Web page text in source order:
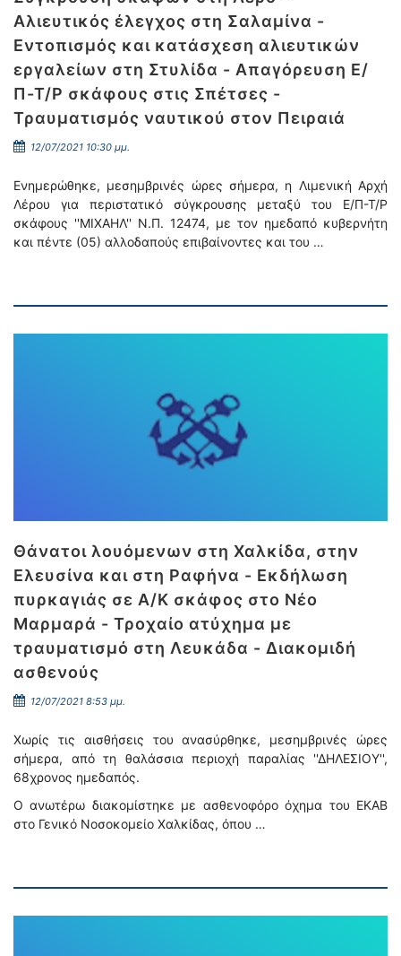
Αλιευτικός έλεγχος στη Σαλαμίνα -
Εντοπισμός και κατάσχεση αλιευτικών
εργαλείων στη Στυλίδα - Απαγόρευση Ε/
Π-Τ/Ρ σκάφους στις Σπέτσες -
Τραυματισμός ναυτικού στον Πειραιά
12/07/2021 10:30 μμ.
Ενημερώθηκε, μεσημβρινές ώρες σήμερα, η Λιμενική Αρχή
Λέρου για περιστατικό σύγκρουσης μεταξύ του Ε/Π-Τ/Ρ
σκάφους ''ΜΙΧΑΗΛ'' Ν.Π. 12474, με τον ημεδαπό κυβερνήτη
και πέντε (05) αλλοδαπούς επιβαίνοντες και του …
Θάνατοι λουόμενων στη Χαλκίδα, στην
Ελευσίνα και στη Ραφήνα - Εκδήλωση
πυρκαγιάς σε Α/Κ σκάφος στο Νέο
Μαρμαρά - Τροχαίο ατύχημα με
τραυματισμό στη Λευκάδα - Διακομιδή
ασθενούς
12/07/2021 8:53 μμ.
Χωρίς τις αισθήσεις του ανασύρθηκε, μεσημβρινές ώρες
σήμερα, από τη θαλάσσια περιοχή παραλίας ''ΔΗΛΕΣΙΟΥ'',
68χρονος ημεδαπός.
Ο ανωτέρω διακομίστηκε με ασθενοφόρο όχημα του ΕΚΑΒ
στο Γενικό Νοσοκομείο Χαλκίδας, όπου …